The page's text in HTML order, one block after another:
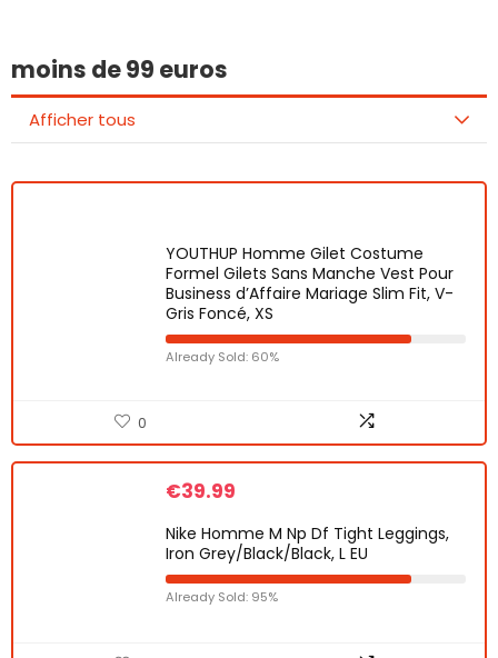
moins de 99 euros
Afficher tous
YOUTHUP Homme Gilet Costume
Formel Gilets Sans Manche Vest Pour
Business d’Affaire Mariage Slim Fit, V-
Gris Foncé, XS
Already Sold: 60%
0
€39.99
Nike Homme M Np Df Tight Leggings,
Iron Grey/Black/Black, L EU
Already Sold: 95%